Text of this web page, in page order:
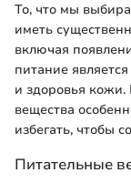
То, что мы
иметь
включая
питание
и здоровья
вещества
избегать, чтобы
Питательные